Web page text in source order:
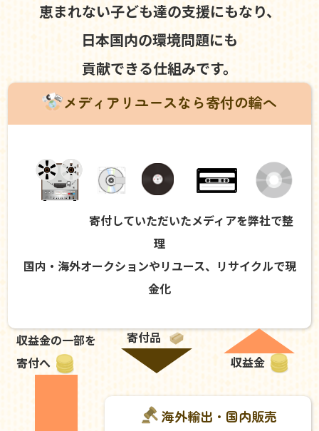
恵まれない子ども達の支援にもなり、
日本国内の環境問題にも
貢献できる仕組みです。
メディアリユースなら寄付の輪へ
寄付していただいたメディアを弊社で整
理
国内・海外オークションやリユース、リサイクルで現
金化
収益金の一部を
寄付へ
寄付品
収益金
海外輸出・国内販売